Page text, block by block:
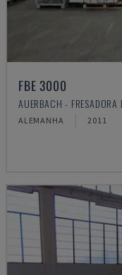
FBE 3000
AUERBACH - FRESADORA
ALEMANHA 2011